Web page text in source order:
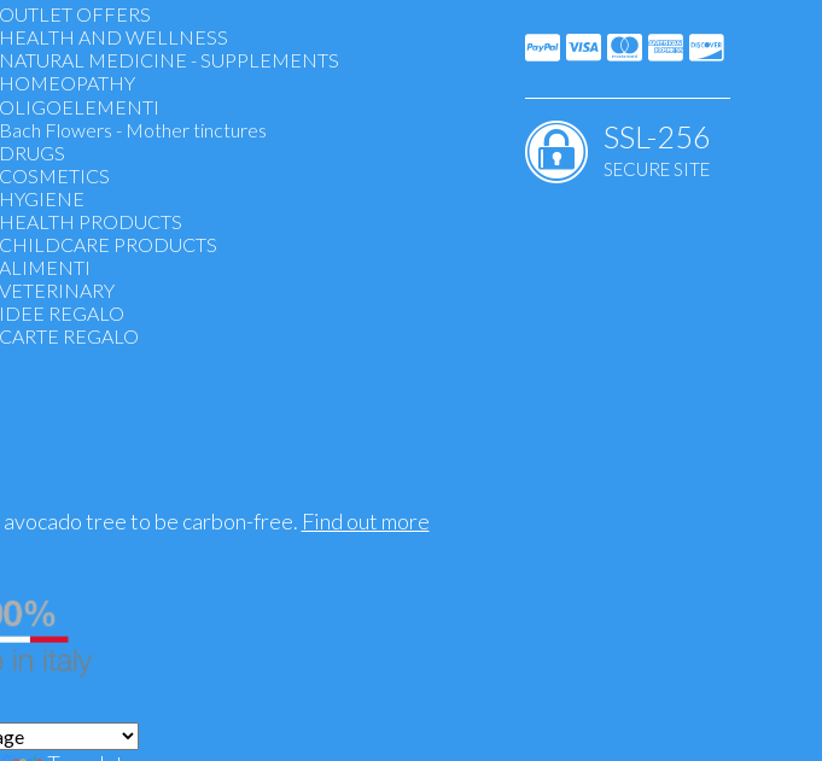
OUTLET OFFERS
HEALTH AND WELLNESS
NATURAL MEDICINE - SUPPLEMENTS
HOMEOPATHY
Voice, throat, respiratory tract
Allergy
Wellness stomach
Immuno defence
Antinflammatory
Drainage and detox
Anxiety and Stress
Ointments
Eye Drops
Homeopathy children
Rimedi Unici
Sistema Cardiovascolare
OLIGOELEMENTI
Bach Flowers - Mother tinctures
DRUGS
COSMETICS
HYGIENE
HEALTH PRODUCTS
CHILDCARE PRODUCTS
ALIMENTI
VETERINARY
IDEE REGALO
CARTE REGALO
SSL-256
SECURE SITE
tree to be carbon-free. Find out more